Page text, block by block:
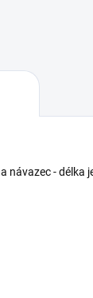
návazec - délka